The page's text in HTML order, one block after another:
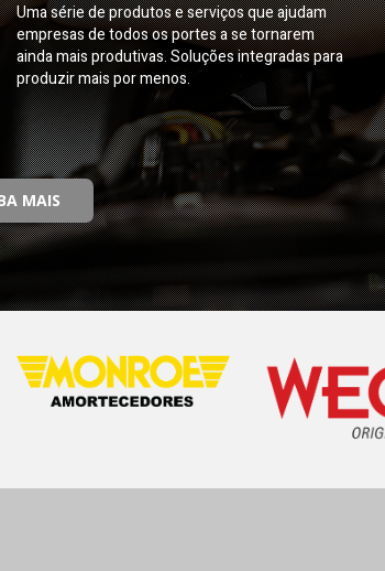
Uma série de produtos e serviços que ajudam
empresas de todos os portes a se tornarem
ainda mais produtivas. Soluções integradas para
produzir mais por menos.
MAIS